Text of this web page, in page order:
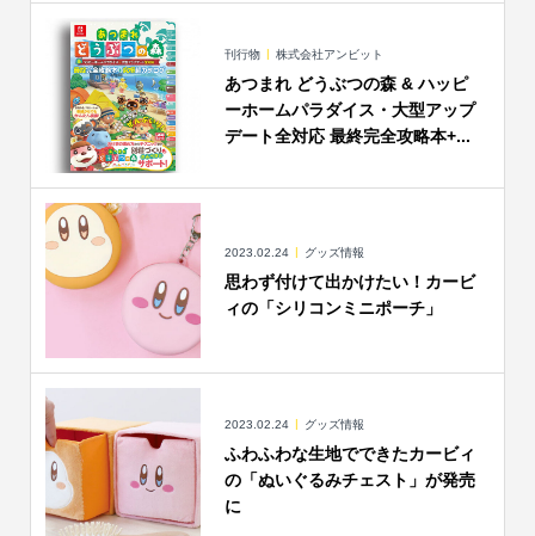
刊行物 株式会社アンビット
あつまれ どうぶつの森 & ハッピ
ーホームパラダイス・大型アップ
デート全対応 最終完全攻略本+...
2023.02.24 グッズ情報
思わず付けて出かけたい！カービ
ィの「シリコンミニポーチ」
2023.02.24 グッズ情報
ふわふわな生地でできたカービィ
の「ぬいぐるみチェスト」が発売
に